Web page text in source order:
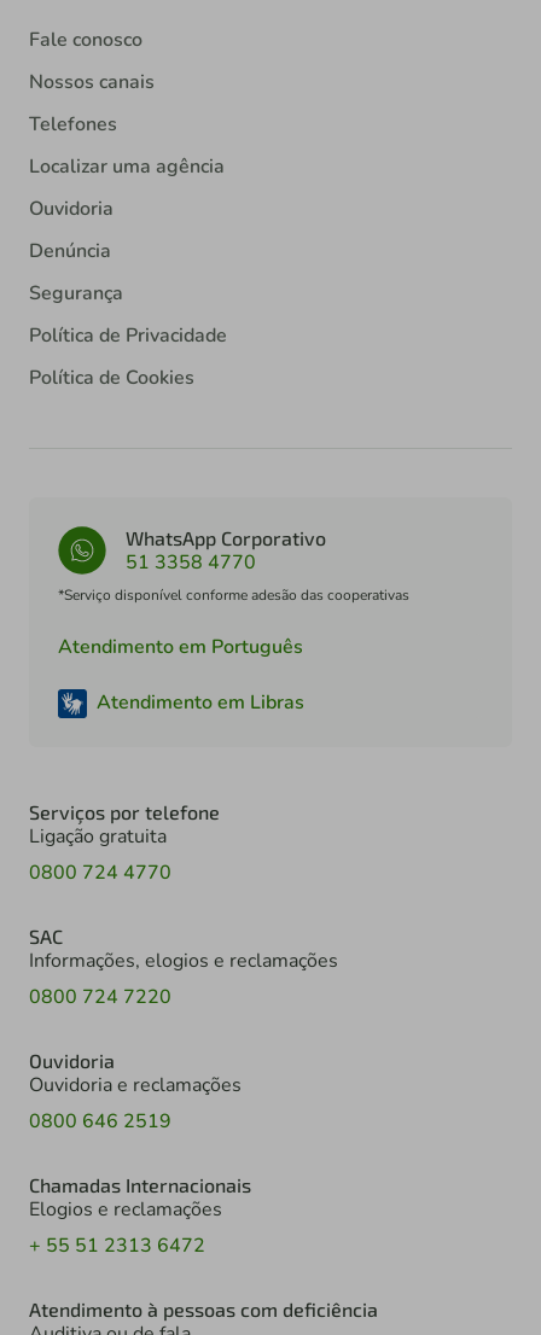
Fale conosco
Nossos canais
Telefones
Localizar uma agência
Ouvidoria
Denúncia
Segurança
Política de Privacidade
Política de Cookies
WhatsApp Corporativo
51 3358 4770
*Serviço disponível conforme adesão das cooperativas
Atendimento em Português
Atendimento em Libras
Serviços por telefone
Ligação gratuita
0800 724 4770
SAC
Informações, elogios e reclamações
0800 724 7220
Ouvidoria
Ouvidoria e reclamações
0800 646 2519
Chamadas Internacionais
Elogios e reclamações
+ 55 51 2313 6472
Atendimento à pessoas com deficiência